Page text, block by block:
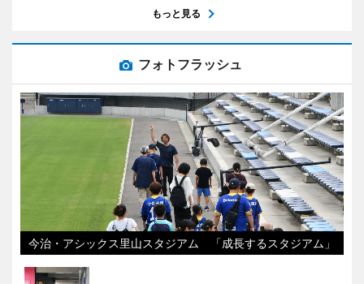
もっと見る
フォトフラッシュ
今治・アシックス里山スタジアム 「成長するスタジアム」